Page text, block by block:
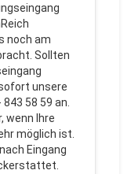
noch am
Sollten
unsere
58 59 an.
wenn Ihre
möglich ist.
Eingang